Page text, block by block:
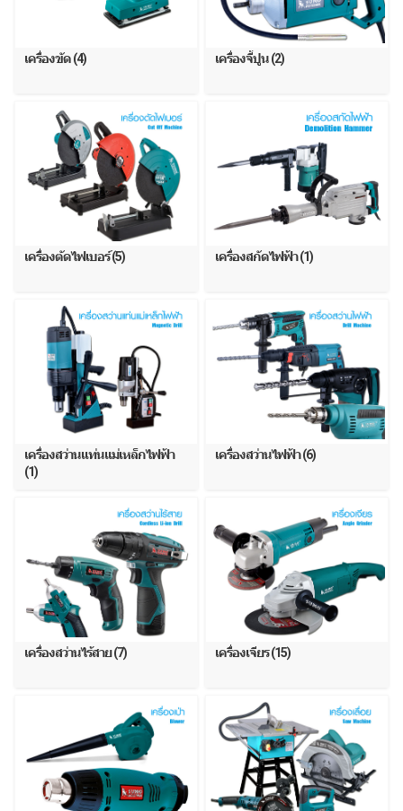
เครื่องขัด (4) เครื่องจี้ปูน (2)
เครื่องตัดไฟเบอร์ (5) เครื่องสกัดไฟฟ้า (1)
เครื่องสว่านแท่นแม่เหล็กไฟฟ้า
(1)
เครื่องสว่านไฟฟ้า (6)
เครื่องสว่านไร้สาย (7) เครื่องเจียร (15)